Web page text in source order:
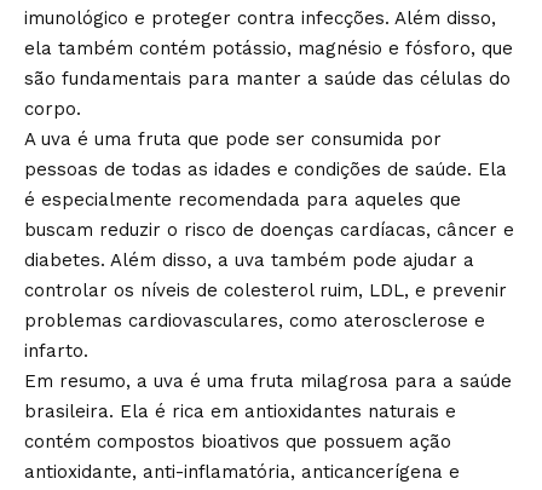
imunológico e proteger contra infecções. Além disso,
ela também contém potássio, magnésio e fósforo, que
são fundamentais para manter a saúde das células do
corpo.
A uva é uma fruta que pode ser consumida por
pessoas de todas as idades e condições de saúde. Ela
é especialmente recomendada para aqueles que
buscam reduzir o risco de doenças cardíacas, câncer e
diabetes. Além disso, a uva também pode ajudar a
controlar os níveis de colesterol ruim, LDL, e prevenir
problemas cardiovasculares, como aterosclerose e
infarto.
Em resumo, a uva é uma fruta milagrosa para a saúde
brasileira. Ela é rica em antioxidantes naturais e
contém compostos bioativos que possuem ação
antioxidante, anti-inflamatória, anticancerígena e